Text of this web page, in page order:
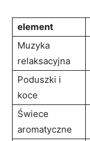
element
Muzyka
relaksacyjna
Poduszki i
koce
Świece
aromatyczne